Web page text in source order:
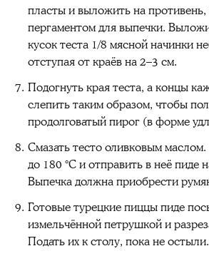
пласты и выложить на
пергаментом для выпечки.
кусок теста 1/8 мясной начинки
отступая от краёв на 2–3 см.
Подогнуть края теста, а концы
слепить таким образом, чтобы
продолговатый пирог (в форме
Смазать тесто оливковым маслом.
до 180 °C и отправить в неё пиде
Выпечка должна приобрести
Готовые турецкие пиццы пиде
измельчённой петрушкой и
Подать их к столу, пока не остыли.